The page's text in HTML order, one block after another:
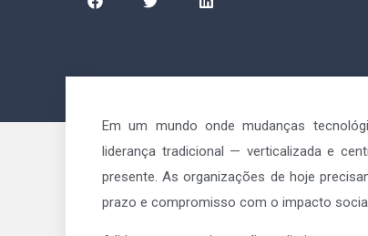
Em um mundo onde mudanças
liderança tradicional — verticalizada e
presente. As organizações de hoje
prazo e compromisso com o impacto